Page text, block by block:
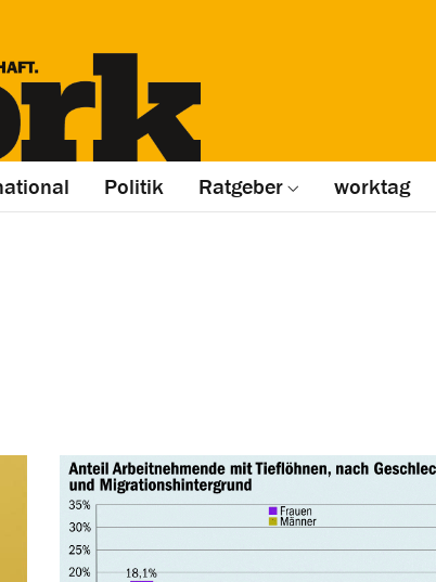
Politik Ratgeber worktag